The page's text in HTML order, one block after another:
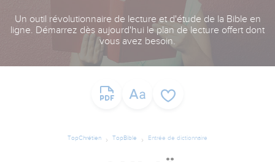
Un outil révolutionnaire de lecture et d'étude de la Bible en
ligne. Démarrez dès aujourd'hui le plan de lecture offert dont
vous avez besoin.
TopChrétien TopBible Entrée de dictionnaire